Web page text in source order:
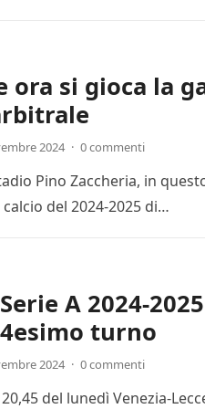
ora si gioca la
2024 · 0 commenti
Pino Zaccheria, in
del 2024-2025 di…
A 2024-
turno
2024 · 0 commenti
del lunedì Venezia-